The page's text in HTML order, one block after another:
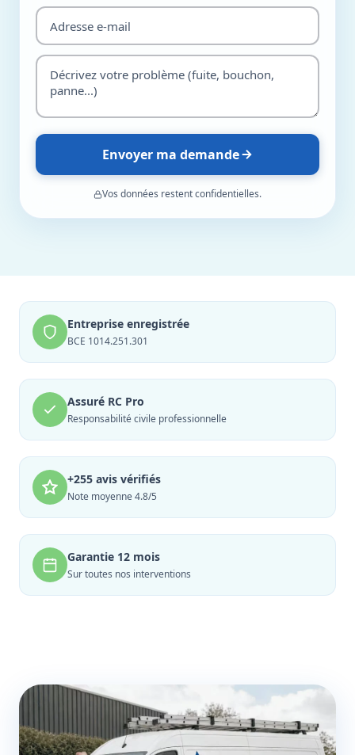
Envoyer ma demande
Vos données restent confidentielles.
Entreprise enregistrée
BCE 1014.251.301
Assuré RC Pro
Responsabilité civile professionnelle
+255 avis vérifiés
Note moyenne 4.8/5
Garantie 12 mois
Sur toutes nos interventions